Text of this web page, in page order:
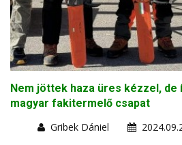
Nem jöttek haza üres kézzel, de
magyar fakitermelő csapat
Gribek Dániel